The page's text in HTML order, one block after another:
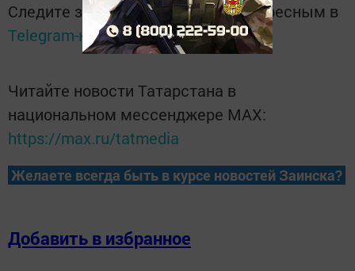
Следите за самым важным и интересным в
Telegram-канале Татмедиа
Читайте новости Татарстана в
национальном мессенджере MАХ:
https://max.ru/tatmedia
Желаете всегда быть в курсе новостей Заинска?
Добавить в избранное